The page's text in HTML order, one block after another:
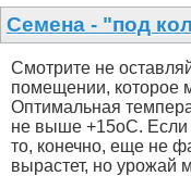
Семена - "под
Смотрите не
помещении, которое
Оптимальная
не выше +15оС.
то, конечно, еще не
вырастет, но урожай